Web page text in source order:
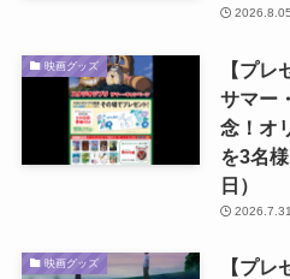
2026.8.05
映画グッズ
【プ
サマー
念！オ
を3名
日）
2026.7.31
映画グッズ
【プ